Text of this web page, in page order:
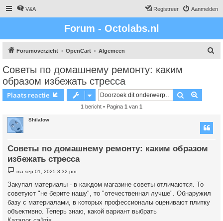
V&A Aanmelden
Registreer
Forum - Octolabs.nl
Forumoverzicht OpenCart Algemeen
Советы по домашнему ремонту: каким
образом избежать стресса
Plaats reactie Zoek
1 bericht • Pagina 1 van 1
Shilalow
Советы по домашнему ремонту: каким образом
избежать стресса
e
i
c
t
ma sep 01, 2025 3:32 pm
Закупал материалы - в каждом магазине советы отличаются. То
советуют "не берите нашу", то "отечественная лучше". Обнаружил
базу с материалами, в которых профессионалы оценивают плитку
объективно. Теперь знаю, какой вариант выбрать